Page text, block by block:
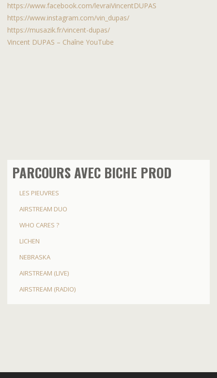
https://www.facebook.com/levraiVincentDUPAS
https://www.instagram.com/vin_dupas/
https://musazik.fr/vincent-dupas/
Vincent DUPAS – Chaîne YouTube
PARCOURS AVEC BICHE PROD
LES PIEUVRES
AIRSTREAM DUO
WHO CARES ?
LICHEN
NEBRASKA
AIRSTREAM (LIVE)
AIRSTREAM (RADIO)